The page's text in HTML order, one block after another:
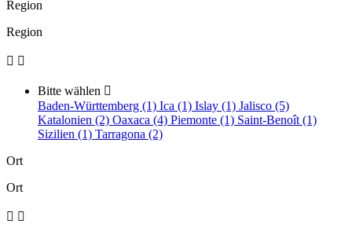
Region
Region
 
Bitte wählen 
Baden-Württemberg (1) Ica (1) Islay (1) Jalisco (5)
Katalonien (2) Oaxaca (4) Piemonte (1) Saint-Benoît (1)
Sizilien (1) Tarragona (2)
Ort
Ort
 